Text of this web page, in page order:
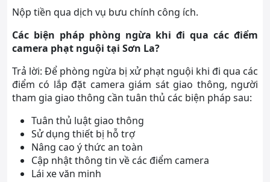
Nộp tiền qua dịch vụ bưu chính công ích.
Các biện pháp phòng ngừa khi đi qua các điểm
camera phạt nguội tại Sơn La?
Trả lời: Để phòng ngừa bị xử phạt nguội khi đi qua các
điểm có lắp đặt camera giám sát giao thông, người
tham gia giao thông cần tuân thủ các biện pháp sau:
Tuân thủ luật giao thông
Sử dụng thiết bị hỗ trợ
Nâng cao ý thức an toàn
Cập nhật thông tin về các điểm camera
Lái xe văn minh